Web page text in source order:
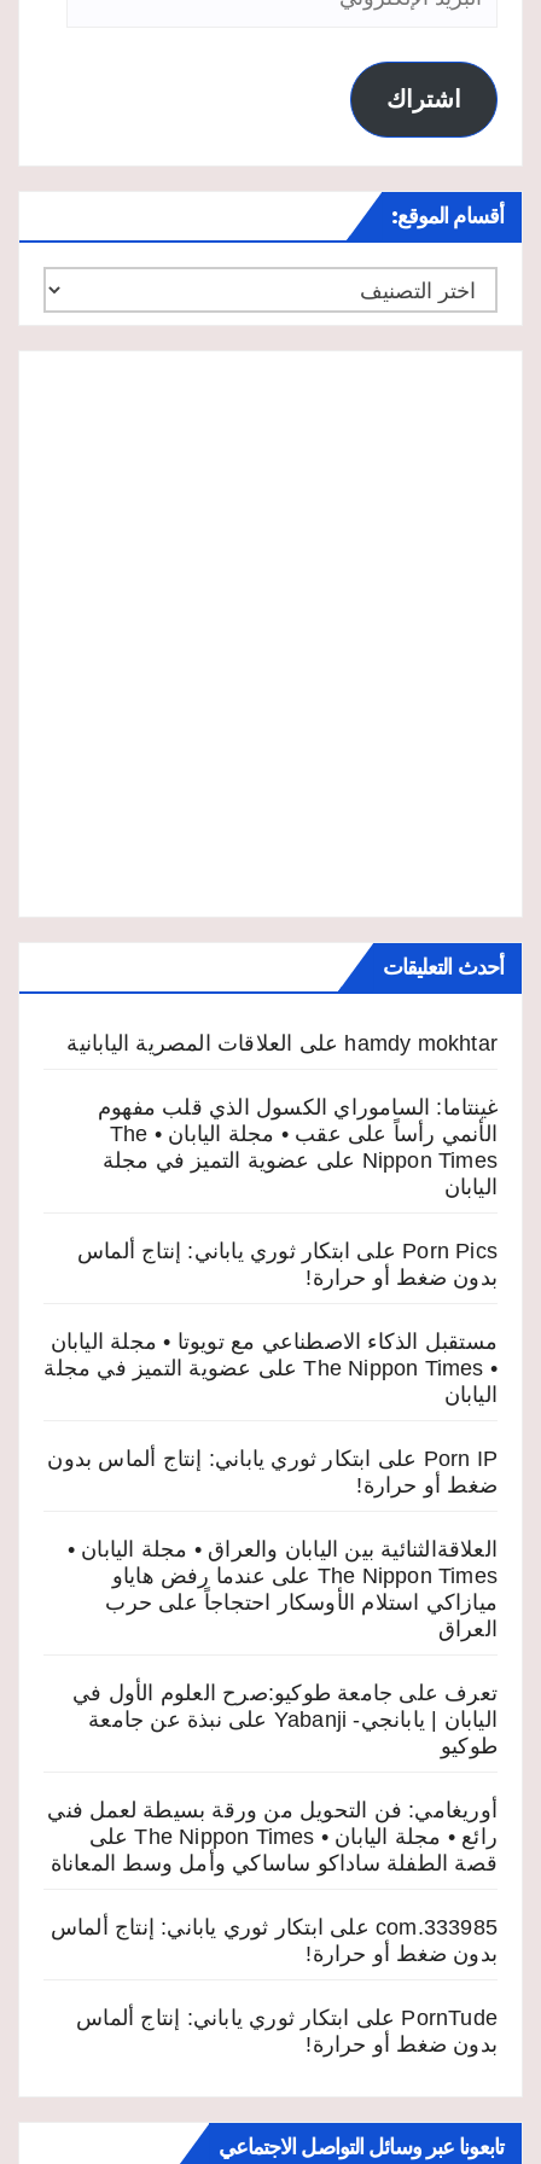
اشتراك
أقسام الموقع:
أقسام
الموقع:
أحدث التعليقات
hamdy mokhtar على العلاقات المصرية اليابانية
غينتاما: الساموراي الكسول الذي قلب مفهوم
الأنمي رأساً على عقب • مجلة اليابان • The
Nippon Times على عضوية التميز في مجلة
اليابان
Porn Pics على ابتكار ثوري ياباني: إنتاج ألماس
بدون ضغط أو حرارة!
مستقبل الذكاء الاصطناعي مع تويوتا • مجلة اليابان
• The Nippon Times
على عضوية التميز في مجلة
اليابان
Porn IP على ابتكار ثوري ياباني: إنتاج ألماس بدون
ضغط أو حرارة!
العلاقةالثنائية بين اليابان والعراق • مجلة اليابان •
The Nippon Times على عندما رفض هاياو
ميازاكي استلام الأوسكار احتجاجاً على حرب
العراق
تعرف على جامعة طوكيو:صرح العلوم الأول في
اليابان | يابانجي- Yabanji
على نبذة عن جامعة
طوكيو
أوريغامي: فن التحويل من ورقة بسيطة لعمل فني
رائع • مجلة اليابان • The Nippon Times
على
قصة الطفلة ساداكو ساساكي وأمل وسط المعاناة
333985.com على ابتكار ثوري ياباني: إنتاج ألماس
بدون ضغط أو حرارة!
PornTude على ابتكار ثوري ياباني: إنتاج ألماس
بدون ضغط أو حرارة!
تابعونا عبر وسائل التواصل الاجتماعي